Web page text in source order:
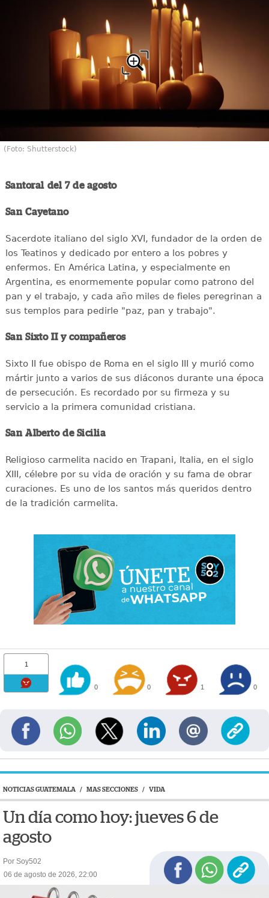
(Foto: Shutterstock)
Santoral del 7 de agosto
San Cayetano
Sacerdote italiano del siglo XVI, fundador de la orden de
los Teatinos y dedicado por entero a los pobres y
enfermos. En América Latina, y especialmente en
Argentina, es enormemente popular como patrono del
pan y el trabajo, y cada año miles de fieles peregrinan a
sus templos para pedirle "paz, pan y trabajo".
San Sixto II y compañeros
Sixto II fue obispo de Roma en el siglo III y murió como
mártir junto a varios de sus diáconos durante una época
de persecución. Es recordado por su firmeza y su
servicio a la primera comunidad cristiana.
San Alberto de Sicilia
Religioso carmelita nacido en Trapani, Italia, en el siglo
XIII, célebre por su vida de oración y su fama de obrar
curaciones. Es uno de los santos más queridos dentro
de la tradición carmelita.
1
0 0 1 0
NOTICIAS GUATEMALA / MAS SECCIONES / VIDA
Un día como hoy: jueves 6 de
agosto
Por Soy502
06 de agosto de 2026, 22:00